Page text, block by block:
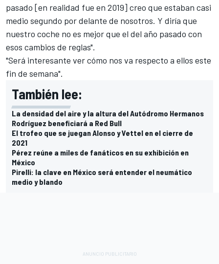
pasado [en realidad fue en 2019] creo que estaban casi
medio segundo por delante de nosotros. Y diría que
nuestro coche no es mejor que el del año pasado con
esos cambios de reglas".
"Será interesante ver cómo nos va respecto a ellos este
fin de semana".
También lee:
La densidad del aire y la altura del Autódromo Hermanos
Rodríguez beneficiará a Red Bull
El trofeo que se juegan Alonso y Vettel en el cierre de
2021
Pérez reúne a miles de fanáticos en su exhibición en
México
Pirelli: la clave en México será entender el neumático
medio y blando